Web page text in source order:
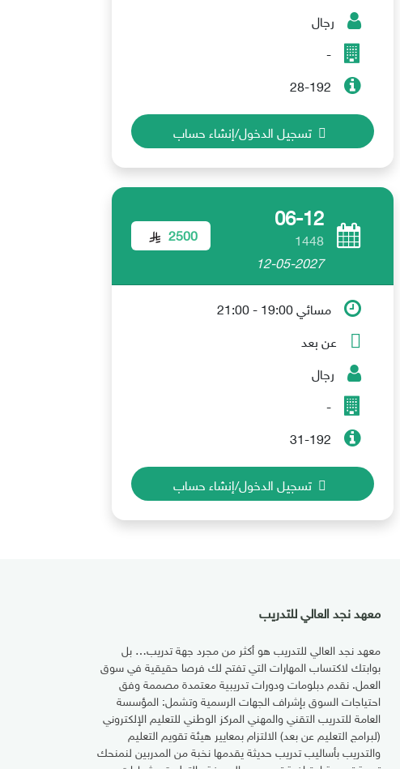
رجال
-
28-192
تسجيل الدخول/إنشاء حساب
06-12
1448
12-05-2027
2500
مسائي 19:00 - 21:00
عن بعد
رجال
-
31-192
تسجيل الدخول/إنشاء حساب
معهد نجد العالي للتدريب
معهد نجد العالي للتدريب هو أكثر من مجرد جهة تدريب… بل
بوابتك لاكتساب المهارات التي تفتح لك فرصا حقيقية في سوق
العمل. نقدم دبلومات ودورات تدريبية معتمدة مصممة وفق
احتياجات السوق بإشراف الجهات الرسمية وتشمل: المؤسسة
العامة للتدريب التقني والمهني المركز الوطني للتعليم الإلكتروني
(لبرامج التعليم عن بعد) الالتزام بمعايير هيئة تقويم التعليم
والتدريب بأساليب تدريب حديثة يقدمها نخبة من المدربين لنمنحك